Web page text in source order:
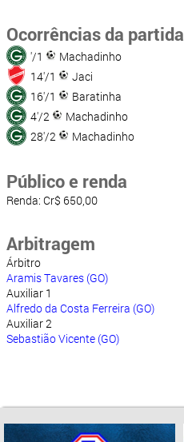
Ocorrências da partida
'/1
Machadinho
14'/1
Jaci
16'/1
Baratinha
4'/2
Machadinho
28'/2
Machadinho
Público e renda
Renda: Cr$ 650,00
Arbitragem
Árbitro
Aramis Tavares (GO)
Auxiliar 1
Alfredo da Costa Ferreira (GO)
Auxiliar 2
Sebastião Vicente (GO)